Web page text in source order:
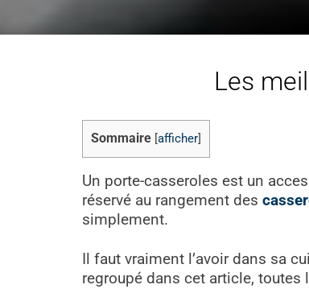
Les
Sommaire afficher
Un porte-casseroles est un
réservé au rangement des
simplement.
Il faut vraiment l’avoir dans sa
regroupé dans cet article,